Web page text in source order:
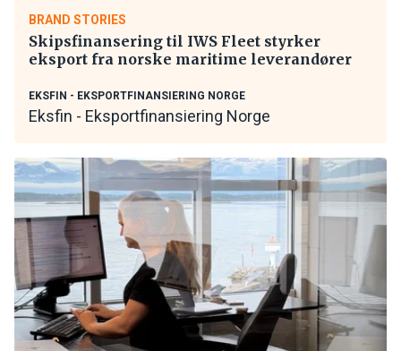
BRAND STORIES
Skipsfinansering til IWS Fleet styrker
eksport fra norske maritime leverandører
EKSFIN - EKSPORTFINANSIERING NORGE
Eksfin - Eksportfinansiering Norge